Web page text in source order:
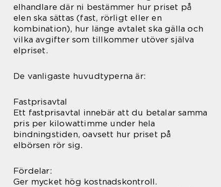
elhandlare där ni bestämmer hur priset på
elen ska sättas (fast, rörligt eller en
kombination), hur länge avtalet ska gälla och
vilka avgifter som tillkommer utöver själva
elpriset.
De vanligaste huvudtyperna är:
Fastprisavtal
Ett fastprisavtal innebär att du betalar samma
pris per kilowattimme under hela
bindningstiden, oavsett hur priset på
elbörsen rör sig.
Fördelar:
Ger mycket hög kostnadskontroll.